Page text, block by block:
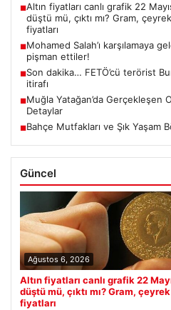
■Altın fiyatları canlı grafik 22
düştü mü, çıktı mı? Gram,
fiyatları
■Mohamed Salah’ı karşılamaya
pişman ettiler!
■Son dakika… FETÖ’cü terörist
itirafı
■Muğla Yatağan’da Gerçekleşen
Detaylar
■Bahçe Mutfakları ve Şık Yaşam
Güncel
Ağustos 6, 2026
Altın fiyatları canlı grafik 22
düştü mü, çıktı mı? Gram,
fiyatları